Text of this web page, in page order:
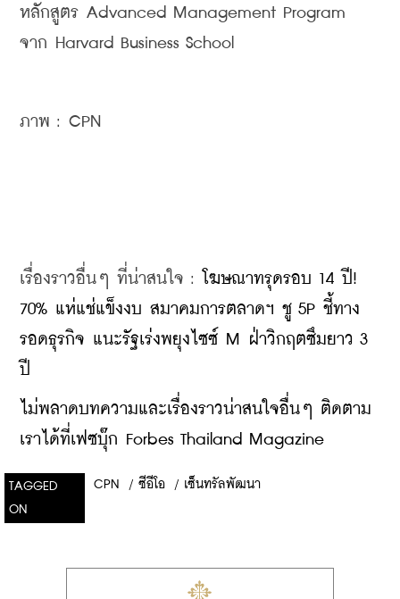
หลักสูตร Advanced Management Program
จาก Harvard Business School
ภาพ : CPN
เรื่องราวอื่นๆ ที่น่าสนใจ :
โฆษณาทรุดรอบ 14 ปี!
70% แห่แช่แข็งงบ สมาคมการตลาดฯ ชู 5P ชี้ทาง
รอดธุรกิจ แนะรัฐเร่งพยุงไซซ์ M ฝ่าวิกฤตซึมยาว 3
ปี
​ไม่พลาดบทความและเรื่องราวน่าสนใจอื่นๆ ติดตาม
เราได้ที่เฟซบุ๊ก Forbes Thailand Magazine
TAGGED
ON
CPN / ซีอีโอ / เซ็นทรัลพัฒนา